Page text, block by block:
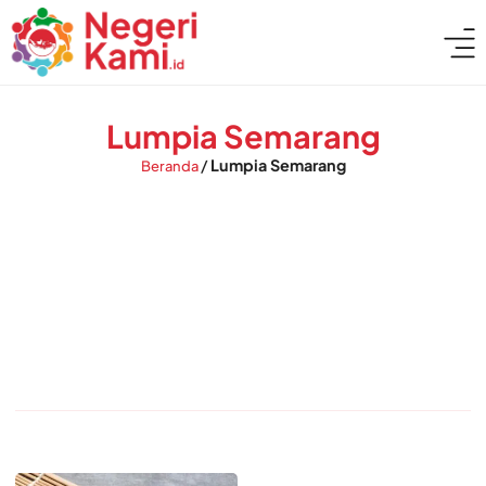
Lumpia Semarang
Beranda/Lumpia Semarang